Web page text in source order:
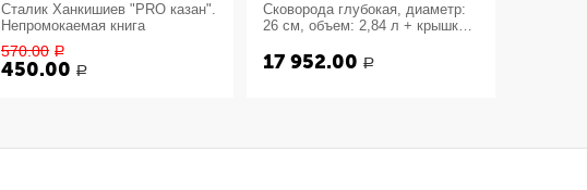
Сталик Ханкишиев "PRO казан".
Непромокаемая книга
570.00 Р
450.00 Р
Сковорода глубокая, диаметр:
26 см, объем: 2,84 л + крышка-
LCC3, LODGE, США
17 952.00 Р